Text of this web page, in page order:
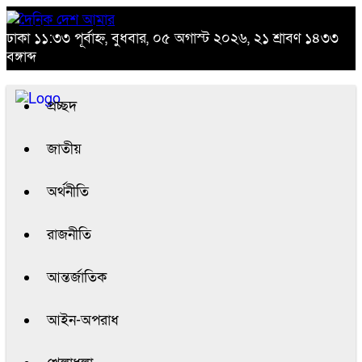
ঢাকা ১১:৩৩ পূর্বাহ্ন, বুধবার, ০৫ অগাস্ট ২০২৬, ২১ শ্রাবণ ১৪৩৩
বঙ্গাব্দ
প্রচ্ছদ
জাতীয়
অর্থনীতি
রাজনীতি
আন্তর্জাতিক
আইন-অপরাধ